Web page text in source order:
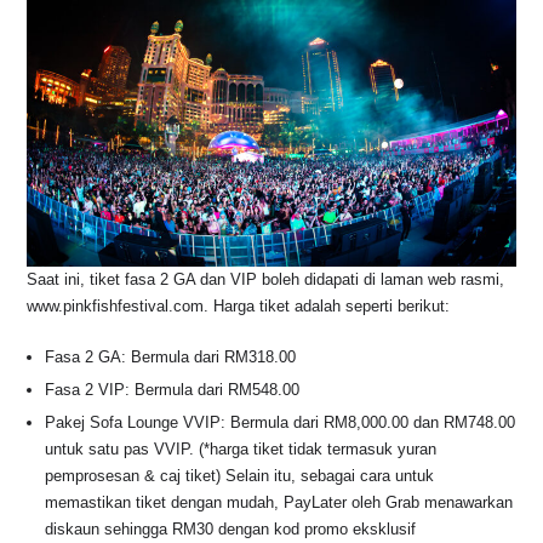
Saat ini, tiket fasa 2 GA dan VIP boleh didapati di laman web rasmi,
www.pinkfishfestival.com. Harga tiket adalah seperti berikut:
Fasa 2 GA: Bermula dari RM318.00
Fasa 2 VIP: Bermula dari RM548.00
Pakej Sofa Lounge VVIP: Bermula dari RM8,000.00 dan RM748.00
untuk satu pas VVIP. (*harga tiket tidak termasuk yuran
pemprosesan & caj tiket) Selain itu, sebagai cara untuk
memastikan tiket dengan mudah, PayLater oleh Grab menawarkan
diskaun sehingga RM30 dengan kod promo eksklusif